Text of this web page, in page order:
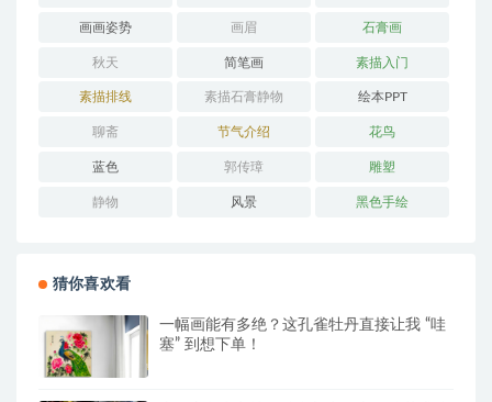
画画姿势 画眉 石膏画
秋天 简笔画 素描入门
素描排线 素描石膏静物 绘本PPT
聊斋 节气介绍 花鸟
蓝色 郭传璋 雕塑
静物 风景 黑色手绘
猜你喜欢看
一幅画能有多绝？这孔雀牡丹直接让我 “哇
塞” 到想下单！